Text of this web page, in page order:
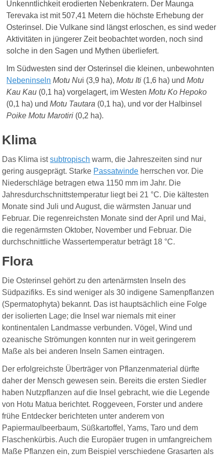
Unkenntlichkeit erodierten Nebenkratern. Der Maunga
Terevaka ist mit 507,41 Metern die höchste Erhebung der
Osterinsel. Die Vulkane sind längst erloschen, es sind weder
Aktivitäten in jüngerer Zeit beobachtet worden, noch sind
solche in den Sagen und Mythen überliefert.
Im Südwesten sind der Osterinsel die kleinen, unbewohnten
Nebeninseln Motu Nui (3,9 ha),Motu Iti (1,6 ha) undMotu
Kau Kau (0,1 ha) vorgelagert, im WestenMotu Ko Hepoko
(0,1 ha) undMotu Tautara (0,1 ha), und vor der Halbinsel
Poike Motu Marotiri (0,2 ha).
Klima
Das Klima istsubtropisch warm, die Jahreszeiten sind nur
gering ausgeprägt. Starke Passatwinde herrschen vor. Die
Niederschläge betragen etwa 1150 mm im Jahr. Die
Jahresdurchschnittstemperatur liegt bei 21 °C. Die kältesten
Monate sind Juli und August, die wärmsten Januar und
Februar. Die regenreichsten Monate sind der April und Mai,
die regenärmsten Oktober, November und Februar. Die
durchschnittliche Wassertemperatur beträgt 18 °C.
Flora
Die Osterinsel gehört zu den artenärmsten Inseln des
Südpazifiks. Es sind weniger als 30 indigene Samenpflanzen
(Spermatophyta) bekannt. Das ist hauptsächlich eine Folge
der isolierten Lage; die Insel war niemals mit einer
kontinentalen Landmasse verbunden. Vögel, Wind und
ozeanische Strömungen konnten nur in weit geringerem
Maße als bei anderen Inseln Samen eintragen.
Der erfolgreichste Überträger von Pflanzenmaterial dürfte
daher der Mensch gewesen sein. Bereits die ersten Siedler
haben Nutzpflanzen auf die Insel gebracht, wie die Legende
von Hotu Matua berichtet. Roggeveen, Forster und andere
frühe Entdecker berichteten unter anderem von
Papiermaulbeerbaum, Süßkartoffel, Yams, Taro und dem
Flaschenkürbis. Auch die Europäer trugen in umfangreichem
Maße Pflanzen ein, zum Beispiel verschiedene Grasarten als